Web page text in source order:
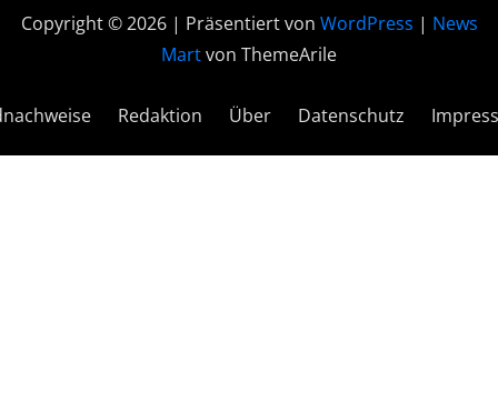
Copyright © 2026 | Präsentiert von WordPress | News
Martvon ThemeArile
Redaktion Über Datenschutz